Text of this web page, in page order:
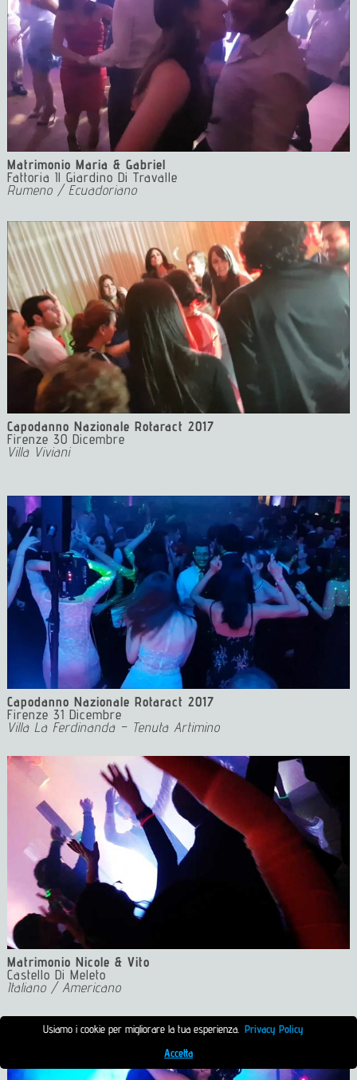
Usiamo i cookie per migliorare la tua esperienza. Privacy Policy
Accetta
Matrimonio Maria & Gabriel
Fattoria Il Giardino Di Travalle
Rumeno / Ecuadoriano
Capodanno Nazionale Rotaract 2017
Firenze 30 Dicembre
Villa Viviani
Capodanno Nazionale Rotaract 2017
Firenze 31 Dicembre
Villa La Ferdinanda – Tenuta Artimino
5 Event Dj Florence Matrimonio Musica e Luci Toscana Dj
Matrimonio Nicole & Vito
Castello Di Meleto
Italiano / Americano